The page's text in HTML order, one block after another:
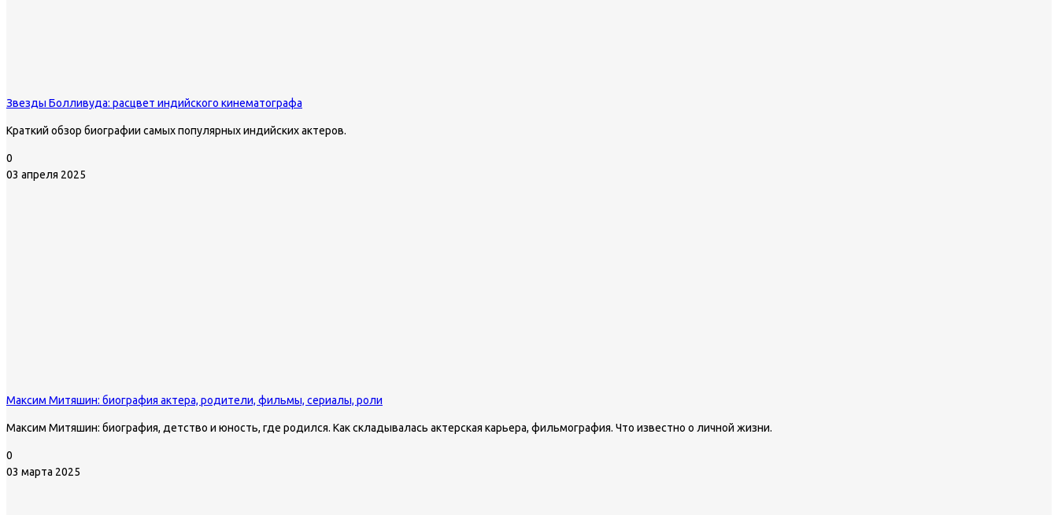
Звезды Болливуда: расцвет индийского кинематографа
Краткий обзор биографии самых популярных индийских актеров.
0
03 апреля 2025
Максим Митяшин: биография актера, родители, фильмы, сериалы, роли
Максим Митяшин: биография, детство и юность, где родился. Как складывалась актерская карьера, фильмография. Что известно о личной жизни.
0
03 марта 2025